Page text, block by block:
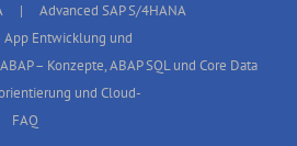
Advanced SAP S/4HANA
App Entwicklung und
ABAP – Konzepte, ABAP SQL und Core Data
und Cloud-
FAQ